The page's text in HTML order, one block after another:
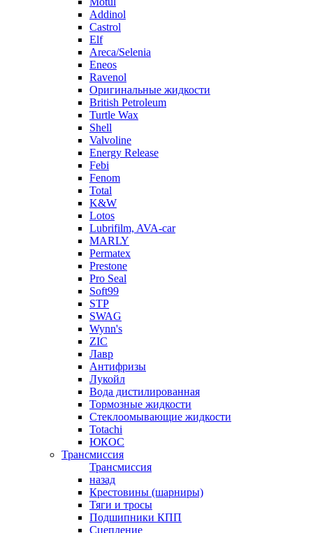
Addinol
Castrol
Elf
Areca/Selenia
Eneos
Ravenol
Оригинальные жидкости
British Petroleum
Turtle Wax
Shell
Valvoline
Energy Release
Febi
Fenom
Total
K&W
Lotos
Lubrifilm, AVA-car
MARLY
Permatex
Prestone
Pro Seal
Soft99
STP
SWAG
Wynn's
ZIC
Лавр
Антифризы
Лукойл
Вода дистилированная
Тормозные жидкости
Стеклоомывающие жидкости
Totachi
ЮКОС
Трансмиссия
Трансмиссия
назад
Крестовины (шарниры)
Тяги и тросы
Подшипники КПП
Сцепление